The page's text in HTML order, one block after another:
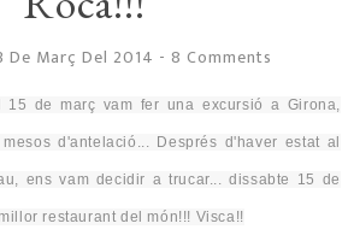
De Març Del 2014 - 8 Comments
15 de març vam fer una excursió a Girona,
d'antelació ... Després d'haver estat al
ens vam decidir a trucar... dissabte 15 de
restaurant del món!!! Visca!!